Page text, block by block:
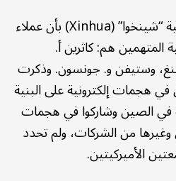
وأفادت وكالة الأنباء الصينية “شينخوا” (Xinhua) بأن عملاء
المتهمين هم: كاثرين أ.
وستيفن و. جونسون. وذكرت
في هجمات إلكترونية على البنية
في الصين وشاركوا في هجمات
من الشركات، ولم تحدد
الأميركيتين.